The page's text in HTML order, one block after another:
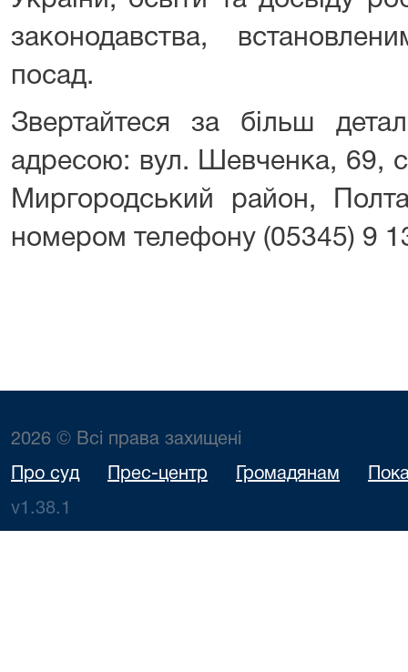
законодавства,
посад.
Звертайтеся за більш
адресою: вул. Шевченка, 69,
Миргородський район,
номером телефону (05345) 9
2026 © Всі права захищені
Про суд Прес-центр Громадянам
v1.38.1